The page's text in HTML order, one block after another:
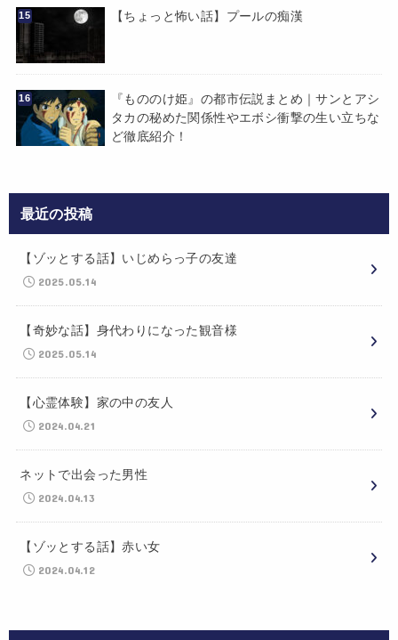
【ちょっと怖い話】プールの痴漢
『もののけ姫』の都市伝説まとめ｜サンとアシ
タカの秘めた関係性やエボシ衝撃の生い立ちな
ど徹底紹介！
最近の投稿
【ゾッとする話】いじめらっ子の友達
2025.05.14
【奇妙な話】身代わりになった観音様
2025.05.14
【心霊体験】家の中の友人
2024.04.21
ネットで出会った男性
2024.04.13
【ゾッとする話】赤い女
2024.04.12